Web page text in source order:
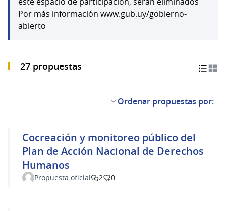
Por más información www.gub.uy/gobierno-
abierto
27 propuestas
Ordenar propuestas por:
Cocreación y monitoreo público del
Plan de Acción Nacional de Derechos
Humanos
Propuesta oficial 2 0